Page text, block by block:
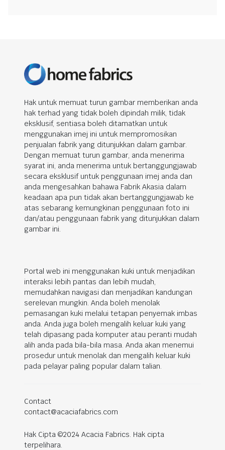
Hak untuk memuat turun gambar memberikan anda
hak terhad yang tidak boleh dipindah milik, tidak
eksklusif, sentiasa boleh ditamatkan untuk
menggunakan imej ini untuk mempromosikan
penjualan fabrik yang ditunjukkan dalam gambar.
Dengan memuat turun gambar, anda menerima
syarat ini, anda menerima untuk bertanggungjawab
secara eksklusif untuk penggunaan imej anda dan
anda mengesahkan bahawa Fabrik Akasia dalam
keadaan apa pun tidak akan bertanggungjawab ke
atas sebarang kemungkinan penggunaan foto ini
dan/atau penggunaan fabrik yang ditunjukkan dalam
gambar ini.
Portal web ini menggunakan kuki untuk menjadikan
interaksi lebih pantas dan lebih mudah,
memudahkan navigasi dan menjadikan kandungan
serelevan mungkin. Anda boleh menolak
pemasangan kuki melalui tetapan penyemak imbas
anda. Anda juga boleh mengalih keluar kuki yang
telah dipasang pada komputer atau peranti mudah
alih anda pada bila-bila masa. Anda akan menemui
prosedur untuk menolak dan mengalih keluar kuki
pada pelayar paling popular dalam talian.
Contact
contact@acaciafabrics.com
Hak Cipta ©2024 Acacia Fabrics. Hak cipta
terpelihara.